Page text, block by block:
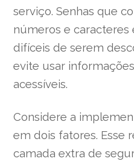
serviço. Senhas que
números e caracteres
difíceis de serem
evite usar
acessíveis.
Considere a
em dois fatores. Esse
camada extra de